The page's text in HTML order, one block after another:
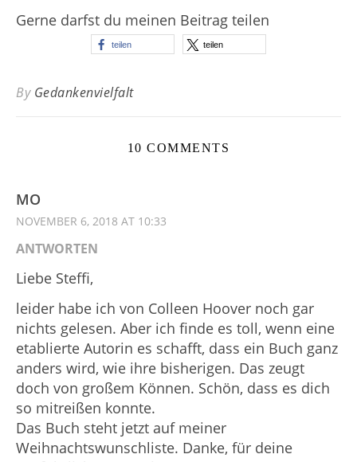
Gerne darfst du meinen Beitrag teilen
teilen teilen
By Gedankenvielfalt
10 COMMENTS
MO
NOVEMBER 6, 2018 AT 10:33
ANTWORTEN
Liebe Steffi,
leider habe ich von Colleen Hoover noch gar
nichts gelesen. Aber ich finde es toll, wenn eine
etablierte Autorin es schafft, dass ein Buch ganz
anders wird, wie ihre bisherigen. Das zeugt
doch von großem Können. Schön, dass es dich
so mitreißen konnte.
Das Buch steht jetzt auf meiner
Weihnachtswunschliste. Danke, für deine